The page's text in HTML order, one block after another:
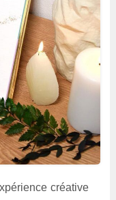
créative